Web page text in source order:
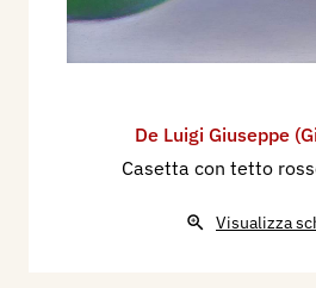
De Luigi Giuseppe
Casetta con tetto
Visualizza